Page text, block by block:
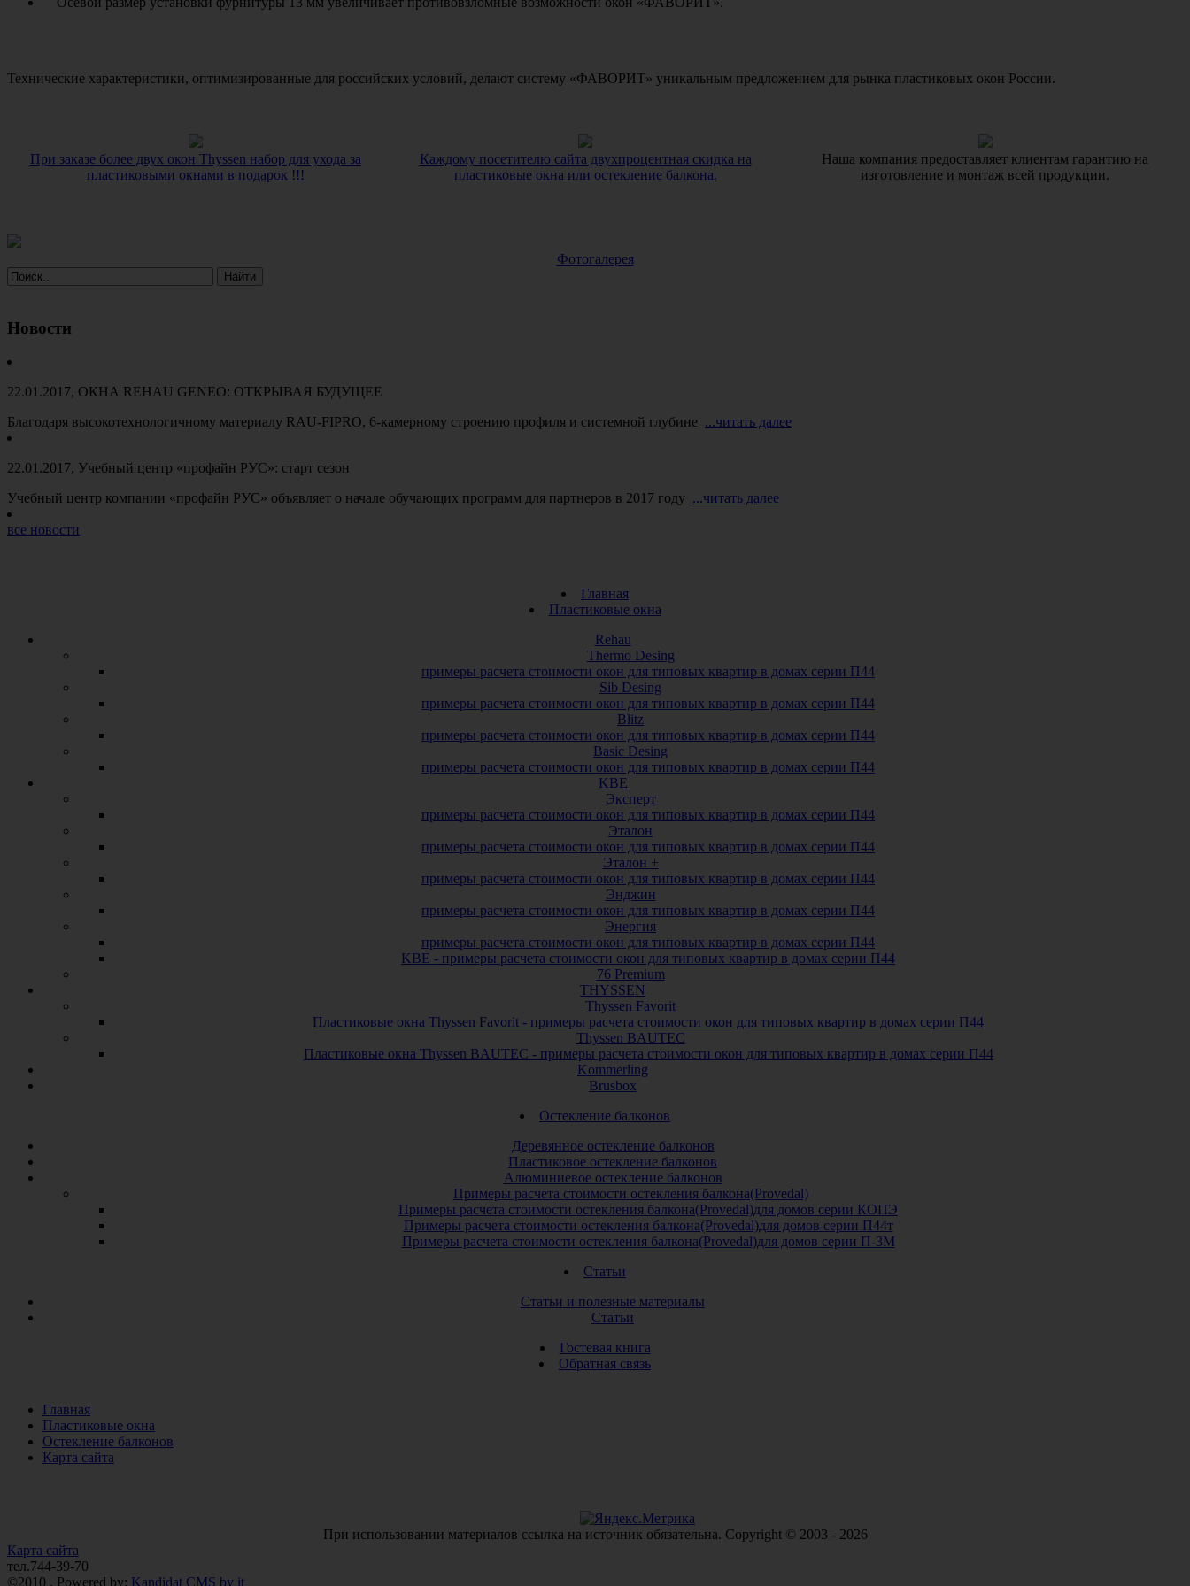
Технические характеристики, оптимизированные для российских условий, делают систему «ФАВОРИТ» уникальным предложением для рынка пластиковых окон России.
При заказе более двух окон Thyssen набор для ухода за
пластиковыми окнами в подарок !!!
Каждому посетителю сайта двухпроцентная скидка на
пластиковые окна или остекление балкона.
Наша компания предоставляет клиентам гарантию на
изготовление и монтаж всей продукции.
Фотогалерея
Новости
22.01.2017, ОКНА REHAU GENEO: ОТКРЫВАЯ БУДУЩЕЕ
Благодаря высокотехнологичному материалу RAU-FIPRO, 6-камерному строению профиля и системной глубине ...читать далее
22.01.2017, Учебный центр «профайн РУС»: старт сезон
Учебный центр компании «профайн РУС» объявляет о начале обучающих программ для партнеров в 2017 году ...читать далее
все новости
Главная
Пластиковые окна
Rehau
Thermo Desing
примеры расчета стоимости окон для типовых квартир в домах серии П44
Sib Desing
примеры расчета стоимости окон для типовых квартир в домах серии П44
Blitz
примеры расчета стоимости окон для типовых квартир в домах серии П44
Basic Desing
примеры расчета стоимости окон для типовых квартир в домах серии П44
KBE
Эксперт
примеры расчета стоимости окон для типовых квартир в домах серии П44
Эталон
примеры расчета стоимости окон для типовых квартир в домах серии П44
Эталон +
примеры расчета стоимости окон для типовых квартир в домах серии П44
Энджин
примеры расчета стоимости окон для типовых квартир в домах серии П44
Энергия
примеры расчета стоимости окон для типовых квартир в домах серии П44
KBE - примеры расчета стоимости окон для типовых квартир в домах серии П44
76 Premium
THYSSEN
Thyssen Favorit
Пластиковые окна Thyssen Favorit - примеры расчета стоимости окон для типовых квартир в домах серии П44
Thyssen BAUTEC
Пластиковые окна Thyssen BAUTEC - примеры расчета стоимости окон для типовых квартир в домах серии П44
Kommerling
Brusbox
Остекление балконов
Деревянное остекление балконов
Пластиковое остекление балконов
Алюминиевое остекление балконов
Примеры расчета стоимости остекления балкона(Provedal)
Примеры расчета стоимости остекления балкона(Provedal)для домов серии КОПЭ
Примеры расчета стоимости остекления балкона(Provedal)для домов серии П44т
Примеры расчета стоимости остекления балкона(Provedal)для домов серии П-3М
Статьи
Статьи и полезные материалы
Статьи
Гостевая книга
Обратная связь
Главная
Пластиковые окна
Остекление балконов
Карта сайта
При использовании материалов ссылка на источник обязательна. Copyright © 2003 - 2026
Карта сайта
тел.744-39-70
©2010 . Powered by: Kandidat CMS by it